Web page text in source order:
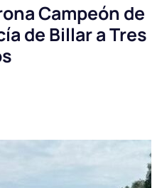
Campeón de
de Billar a Tres